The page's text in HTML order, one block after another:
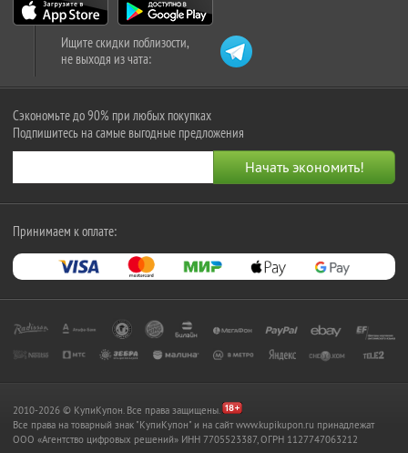
Ищите скидки поблизости,
не выходя из чата:
Сэкономьте до 90% при любых покупках
Подпишитесь на самые выгодные предложения
Принимаем к оплате:
2010-2026 © КупиКупон. Все права защищены.
Все права на товарный знак "КупиКупон" и на сайт www.kupikupon.ru принадлежат
OOO «Агентство цифровых решений» ИНН 7705523387, ОГРН 1127747063212